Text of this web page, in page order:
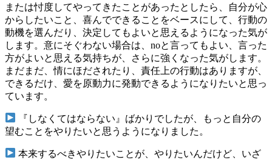
または忖度してやってきたことがあったとしたら、自分が心
からしたいこと、喜んでできることをベースにして、行動の
動機を選んだり、決定してもよいと思えるようになった気が
します。意にそぐわない場合は、noと言ってもよい、言った
方がよいと思える気持ちが、さらに強くなった気がします。
まだまだ、情にほだされたり、責任上の行動はありますが、
できるだけ、愛を原動力に発動できるようになりたいと思っ
ています。
『しなくてはならない』ばかりでしたが、もっと自分の
望むことをやりたいと思うようになりました。
本来するべきやりたいことが、やりたいんだけど、いざ